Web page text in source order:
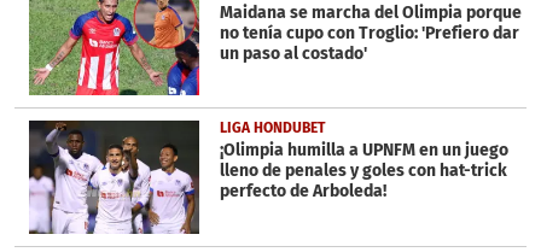
Maidana se marcha del Olimpia porque
no tenía cupo con Troglio: 'Prefiero dar
un paso al costado'
LIGA HONDUBET
¡Olimpia humilla a UPNFM en un juego
lleno de penales y goles con hat-trick
perfecto de Arboleda!